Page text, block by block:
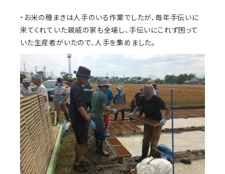
・お米の種まきは人手のいる作業でしたが、毎年手伝いに
来てくれていた親戚の家も全壊し、手伝いにこれず困って
いた生産者がいたので、人手を集めました。